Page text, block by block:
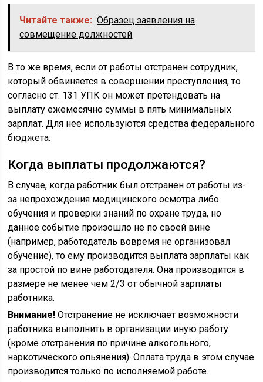
Читайте также: Образец заявления на
совмещение должностей
В то же время, если от работы отстранен сотрудник,
который обвиняется в совершении преступления, то
согласно ст. 131 УПК он может претендовать на
выплату ежемесячно суммы в пять минимальных
зарплат. Для нее используются средства федерального
бюджета.
Когда выплаты продолжаются?
В случае, когда работник был отстранен от работы из-
за непрохождения медицинского осмотра либо
обучения и проверки знаний по охране труда, но
данное событие произошло не по своей вине
(например, работодатель вовремя не организовал
обучение), то ему производится выплата зарплаты как
за простой по вине работодателя. Она производится в
размере не менее чем 2/3 от обычной зарплаты
работника.
Внимание! Отстранение не исключает возможности
работника выполнить в организации иную работу
(кроме отстранения по причине алкогольного,
наркотического опьянения). Оплата труда в этом случае
производится только по исполняемой работе.